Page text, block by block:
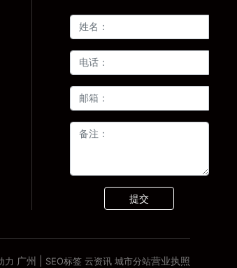
提交
力 广州 SEO标签 云资讯 城市分站营业执照